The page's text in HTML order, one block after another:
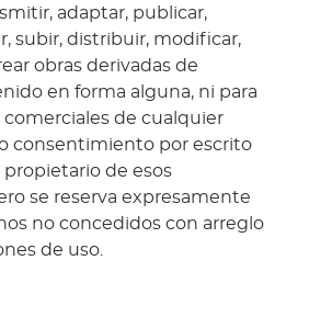
adaptar, publicar,
subir, distribuir, modificar,
obras derivadas de
en forma alguna, ni para
de cualquier
consentimiento por escrito
propietario de esos
se reserva expresamente
no concedidos con arreglo
de uso.